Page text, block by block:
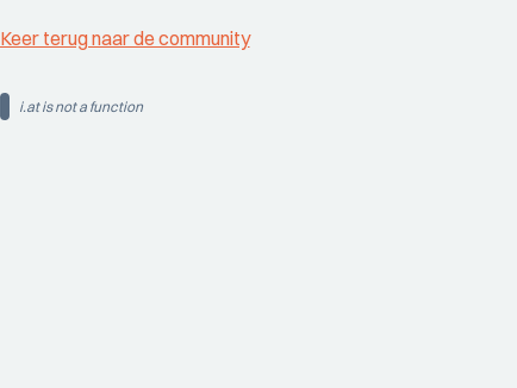
Keer terug naar de community
i.at is not a function